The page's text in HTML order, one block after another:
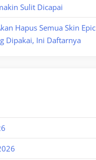
Sulit Dicapai
Hapus Semua Skin Epic
Dipakai, Ini Daftarnya